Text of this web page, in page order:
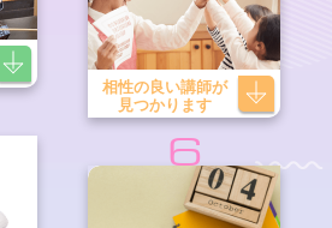
相性の良い講師が
見つかります
6